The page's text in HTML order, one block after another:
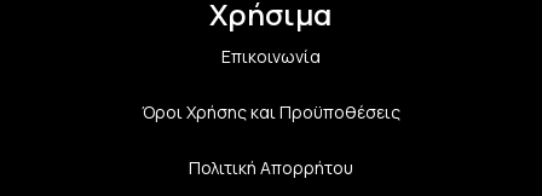
Χρήσιμα
Επικοινωνία
Όροι Χρήσης και Προϋποθέσεις
Πολιτική Aπορρήτου